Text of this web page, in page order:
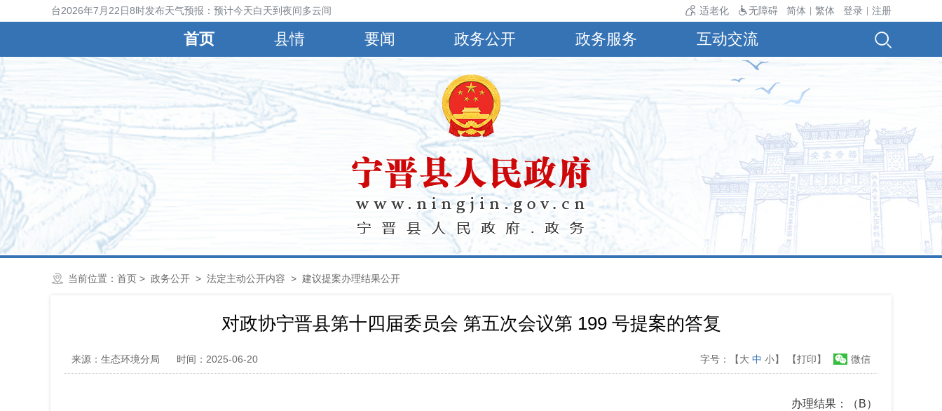
晋县气象台2026年7月22日8时发布天气预报：预计今天白天到夜间多云间阴，有小到中雨，偏南风4～5级，阵风6～8级，最高气温30℃，最低气温24℃。 适老化 无障碍 简体 繁体 登录 注册
首页 县情 要闻 政务公开 政务服务 互动交流
当前位置： 首页 > 政务公开 > 法定主动公开内容 > 建议提案办理结果公开
对政协宁晋县第十四届委员会 第五次会议第 199 号提案的答复
来源：生态环境分局 时间：2025-06-20 微信
字号：【大 中 小】 【打印】
办理结果： （ B）